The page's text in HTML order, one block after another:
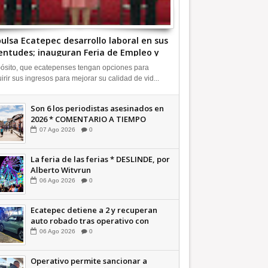
Ecatepec desarrollo laboral en sus
inauguran Feria de Empleo y
2026 +Video |
que ecatepenses tengan opciones para
sus ingresos para mejorar su calidad de vid...
Son 6 los periodistas asesinados en
2026 * COMENTARIO A TIEMPO
07 Ago 2026 0
La feria de las ferias * DESLINDE, por
Alberto Witvrun
06 Ago 2026 0
Ecatepec detiene a 2 y recuperan
auto robado tras operativo con
Tecámac +Video | INFORMATIVA
06 Ago 2026 0
Operativo permite sancionar a